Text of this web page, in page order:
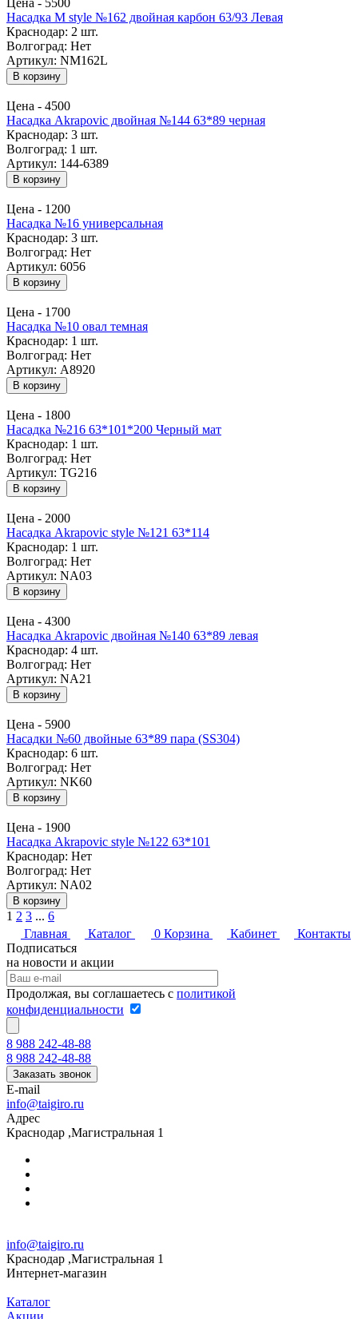
Насадка M style №162 двойная карбон 63/93 Левая
Краснодар: 2 шт.
Волгоград: Нет
Артикул: NM162L
В корзину
Цена - 4500
Насадка Akrapovic двойная №144 63*89 черная
Краснодар: 3 шт.
Волгоград: 1 шт.
Артикул: 144-6389
В корзину
Цена - 1200
Насадка №16 универсальная
Краснодар: 3 шт.
Волгоград: Нет
Артикул: 6056
В корзину
Цена - 1700
Насадка №10 овал темная
Краснодар: 1 шт.
Волгоград: Нет
Артикул: A8920
В корзину
Цена - 1800
Насадка №216 63*101*200 Черный мат
Краснодар: 1 шт.
Волгоград: Нет
Артикул: TG216
В корзину
Цена - 2000
Насадка Akrapovic style №121 63*114
Краснодар: 1 шт.
Волгоград: Нет
Артикул: NA03
В корзину
Цена - 4300
Насадка Akrapovic двойная №140 63*89 левая
Краснодар: 4 шт.
Волгоград: Нет
Артикул: NA21
В корзину
Цена - 5900
Насадки №60 двойные 63*89 пара (SS304)
Краснодар: 6 шт.
Волгоград: Нет
Артикул: NK60
В корзину
Цена - 1900
Насадка Akrapovic style №122 63*101
Краснодар: Нет
Волгоград: Нет
Артикул: NA02
В корзину
1 2 3 ... 6
Главная
Каталог 0 Корзина Кабинет
Контакты
Подписаться
на новости и акции
Продолжая, вы соглашаетесь с политикой
конфиденциальности
8 988 242-48-88
8 988 242-48-88
Заказать звонок
E-mail
info@taigiro.ru
Адрес
Краснодар ,Магистральная 1
info@taigiro.ru
Краснодар ,Магистральная 1
Интернет-магазин
Каталог
Акции